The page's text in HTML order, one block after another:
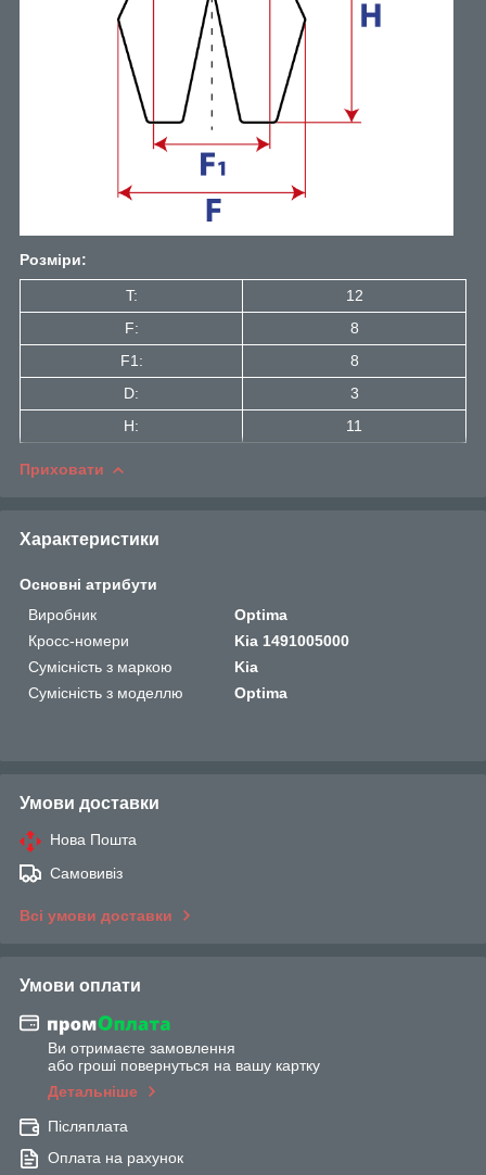
Розміри:
T:
12
F:
8
F1:
8
D:
3
H:
11
Приховати
Характеристики
Основні атрибути
Виробник
Optima
Кросс-номери
Kia 1491005000
Сумісність з маркою
Kia
Сумісність з моделлю
Optima
Умови доставки
Нова Пошта
Самовивіз
Всі умови доставки
Умови оплати
Ви отримаєте замовлення
або гроші повернуться на вашу картку
Детальніше
Післяплата
Оплата на рахунок